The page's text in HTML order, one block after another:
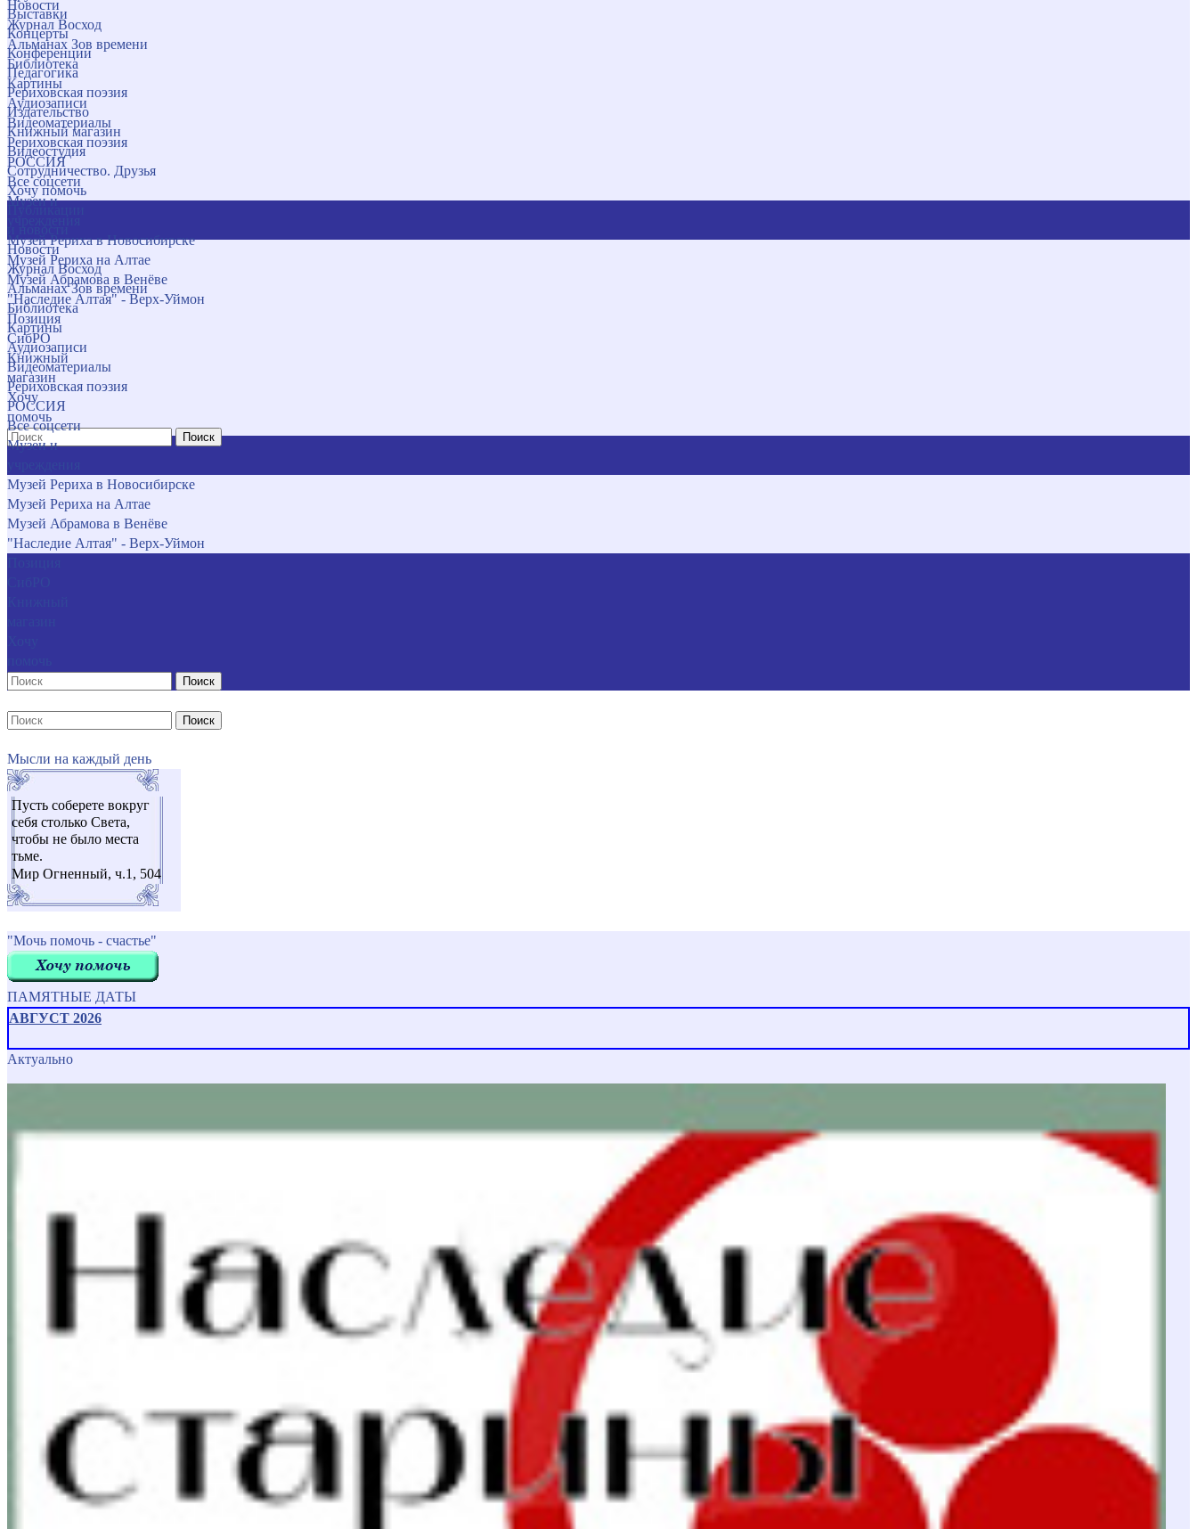
Новости
Журнал Восход
Альманах Зов времени
Библиотека
Картины
Аудиозаписи
Видеоматериалы
Рериховская поэзия
РОССИЯ
Все соцсети
Музеи и
Музей Рериха в Новосибирске
Музей Рериха на Алтае
Музей Абрамова в Венёве
"Наследие Алтая" - Верх-Уймон
Позиция
СибРО
Книжный
магазин
Хочу
помочь
Поиск
Выставки
Концерты
Конференции
Педагогика
Рериховская поэзия
Издательство
Книжный магазин
Видеостудия
Сотрудничество. Друзья
Хочу помочь
Новости
Журнал Восход
Альманах Зов времени
Библиотека
Картины
Аудиозаписи
Видеоматериалы
Рериховская поэзия
РОССИЯ
Все соцсети
Музеи и
Музей Рериха в Новосибирске
Музей Рериха на Алтае
Музей Абрамова в Венёве
"Наследие Алтая" - Верх-Уймон
Поиск
Поиск
Мысли на каждый день
Пусть соберете вокруг
себя столько Света,
чтобы не было места
тьме.
Мир Огненный, ч.1, 504
"Мочь помочь - счастье"
ПАМЯТНЫЕ ДАТЫ
АВГУСТ 2026
Актуально